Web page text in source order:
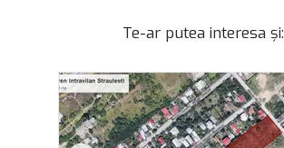
Te-ar putea interesa și: